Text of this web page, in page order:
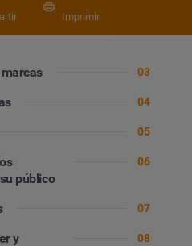
Informe de Brandwatch: Supermercados
Imprimir
03
04
05
público
06
07
y
08